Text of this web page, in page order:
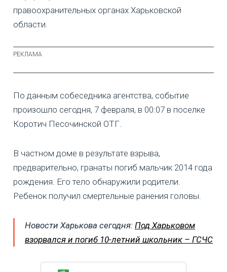
правоохранительных органах Харьковской
области.
По данным собеседника агентства, событие
произошло сегодня, 7 февраля, в 00:07 в поселке
Коротич Песочинской ОТГ.
В частном доме в результате взрыва,
предварительно, гранаты погиб мальчик 2014 года
рождения. Его тело обнаружили родители.
Ребенок получил смертельные ранения головы.
Новости Харькова сегодня: Под Харьковом
взорвался и погиб 10-летний школьник – ГСЧС